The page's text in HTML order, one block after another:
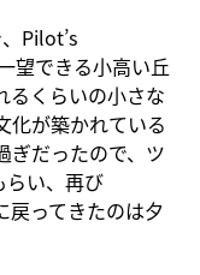
Pilot’s
望できる小高い丘
るくらいの小さな
化が築かれている
ぎだったので、ツ
らい、再び
ってきたのは夕